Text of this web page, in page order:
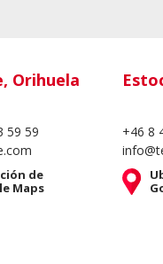
Orihuela
59 59
de
Maps
+46 8